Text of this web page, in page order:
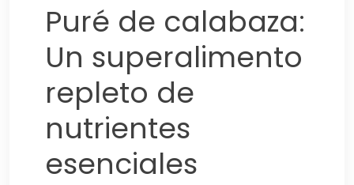
Puré de calabaza:
Un superalimento
repleto de
nutrientes
esenciales